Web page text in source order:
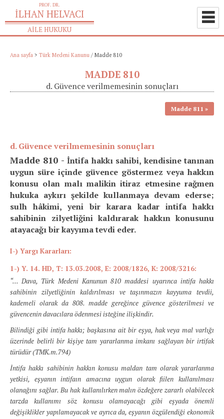
Ana sayfa > Türk Medeni Kanunu / Madde 810
MADDE 810
d. Güvence verilmemesinin sonuçları
Madde 811
d. Güvence verilmemesinin sonuçları
Madde 810 - İntifa hakkı sahibi, kendisine tanınan
uygun süre içinde güvence göstermez veya hakkın
konusu olan malı malikin itiraz etmesine rağmen
hukuka aykırı şekilde kullanmaya devam ederse;
sulh hâkimi, yeni bir karara kadar intifa hakkı
sahibinin zilyetliğini kaldırarak hakkın konusunu
atayacağı bir kayyıma tevdi eder.
I-) Yargı Kararları:
1-) Y. 14. HD, T: 13.03.2008, E: 2008/1826, K: 2008/3216:
“... Dava, Türk Medeni Kanunun 810 maddesi uyarınca intifa hakkı
sahibinin zilyetliğinin kaldırılması ve taşınmazın kayyuma tevdii,
kademeli olarak da 808. madde gereğince güvence gösterilmesi ve
güvencenin davacılara ödenmesi isteğine ilişkindir.
Bilindiği gibi intifa hakkı; başkasına ait bir eşya, hak veya mal varlığı
üzerinde belirli bir kişiye tam yararlanma imkanı sağlayan bir irtifak
türüdür (TMK.m.794)
İntifa hakkı sahibinin hakkın konusu maldan tam olarak yararlanma
yetkisi, eşyanın intifaın amacına uygun olarak fiilen kullanılması
olanağını sağlar. Bu hak kullanılırken malın özdeğere zararlı olabilecek
tarzda kullanımı söz konusu olamayacağı gibi eşyada önemli
değişiklikler yapılamayacak ve ayrıca da, eşyanın özgülendiği ekonomik